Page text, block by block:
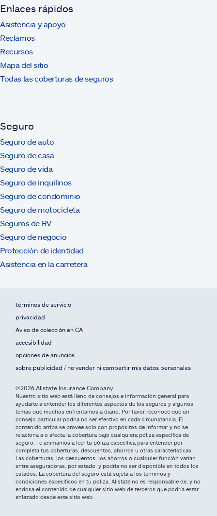
Enlaces rápidos
Asistencia y apoyo
Reclamos
Recursos
Mapa del sitio
Todas las coberturas de seguros
Seguro
Seguro de auto
Seguro de casa
Seguro de vida
Seguro de inquilinos
Seguro de condominio
Seguro de motocicleta
Seguros de RV
Seguro de negocio
Protección de identidad
Asistencia en la carretera
términos de servicio
privacidad
Aviso de colección en CA
accesibilidad
opciones de anuncios
sobre publicidad / no vender ni compartir mis datos personales
©2026 Allstate Insurance Company
Nuestro sitio web está lleno de consejos e información general para
ayudarte a entender los diferentes aspectos de los seguros y algunos
temas que muchos enfrentamos a diario. Por favor reconoce que un
consejo particular podría no ser efectivo en cada circunstancia. El
contenido arriba se provee solo con propósitos de informar y no se
relaciona a o afecta la cobertura bajo cualquiera póliza específica de
seguro. Te animamos a leer tu póliza específica para entender por
completa tus coberturas, descuentos, ahorros u otras características.
Las coberturas, los descuentos, los ahorros o cualquier función varían
entre aseguradoras, por estado, y podría no ser disponible en todos los
estados. La cobertura del seguro está sujeta a los términos y
condiciones específicos en tu póliza. Allstate no es responsable de, y no
endosa el contenido de cualquier sitio web de terceros que podría estar
enlazado desde este sitio web.